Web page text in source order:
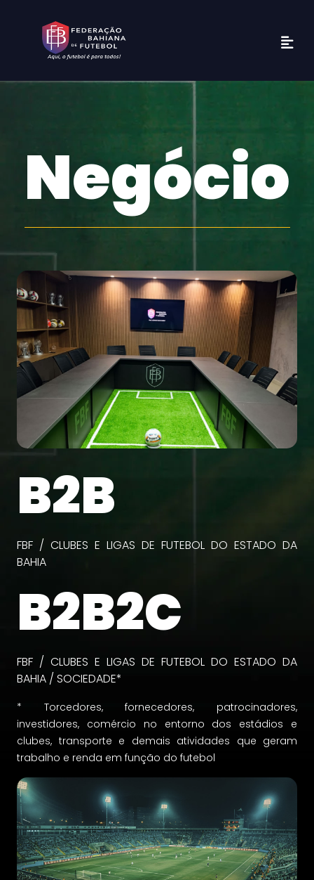
Negócio
B2B
FBF / CLUBES E LIGAS DE FUTEBOL DO ESTADO DA
BAHIA
B2B2C
FBF / CLUBES E LIGAS DE FUTEBOL DO ESTADO DA
BAHIA / SOCIEDADE*
* Torcedores, fornecedores, patrocinadores,
investidores, comércio no entorno dos estádios e
clubes, transporte e demais atividades que geram
trabalho e renda em função do futebol